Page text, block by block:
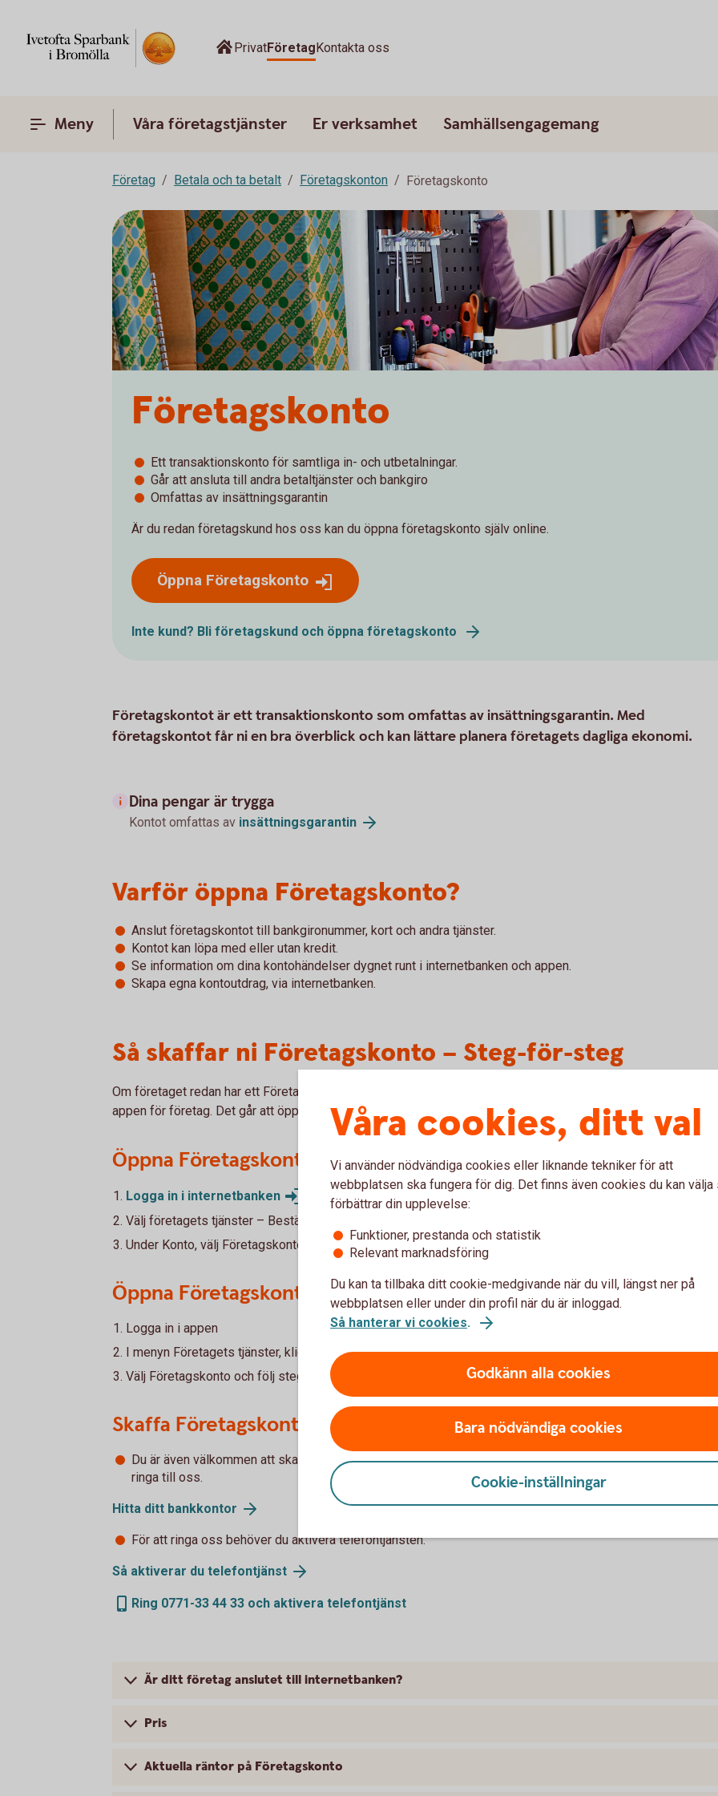
PrivatFöretagKontakta oss
Meny Våra företagstjänster Er verksamhet Samhällsengagemang
Företag Betala och ta betalt Företagskonton Företagskonto
Företagskonto
Ett transaktionskonto för samtliga in- och utbetalningar.
Går att ansluta till andra betaltjänster och bankgiro
Omfattas av insättningsgarantin
Är du redan företagskund hos oss kan du öppna företagskonto själv online.
Öppna Företagskonto
Inte kund? Bli företagskund och öppna företagskonto
Företagskontot är ett transaktionskonto som omfattas av insättningsgarantin. Med
företagskontot får ni en bra överblick och kan lättare planera företagets dagliga ekonomi.
Dina pengar är trygga
Kontot omfattas av insättningsgarantin
Varför öppna Företagskonto?
Anslut företagskontot till bankgironummer, kort och andra tjänster.
Kontot kan löpa med eller utan kredit.
Se information om dina kontohändelser dygnet runt i internetbanken och appen.
Skapa egna kontoutdrag, via internetbanken.
Så skaffar ni Företagskonto – Steg-för-steg
Om företaget redan har ett Företagskonto går det öppna fler både i internetbanken och i
appen för företag. Det går att öppna max 3 konton digitalt.
Öppna Företagskonto i internetbanken för företag
Logga in i internetbanken
Välj företagets tjänster – Beställ nya tjänster
Under Konto, välj Företagskonto och följ stegen
Öppna Företagskonto i appen för företag
Logga in i appen
I menyn Företagets tjänster, klicka på Beställ ny.
Välj Företagskonto och följ stegen.
Skaffa Företagskonto på telefon eller kontor
Du är även välkommen att skaffa Företagskonto på ett bankkontor eller genom att
ringa till oss.
Hitta ditt bankkontor
För att ringa oss behöver du aktivera telefontjänsten.
Så aktiverar du telefontjänst
Ring 0771-33 44 33 och aktivera telefontjänst
Är ditt företag anslutet till internetbanken?
Pris
Aktuella räntor på Företagskonto
Våra cookies, ditt val
Vi använder nödvändiga cookies eller liknande tekniker för att
webbplatsen ska fungera för dig. Det finns även cookies du kan välja
förbättrar din upplevelse:
Funktioner, prestanda och statistik
Relevant marknadsföring
Du kan ta tillbaka ditt cookie-medgivande när du vill, längst ner på
webbplatsen eller under din profil när du är inloggad.
Så hanterar vi cookies.
Godkänn alla cookies
Bara nödvändiga cookies
Cookie-inställningar